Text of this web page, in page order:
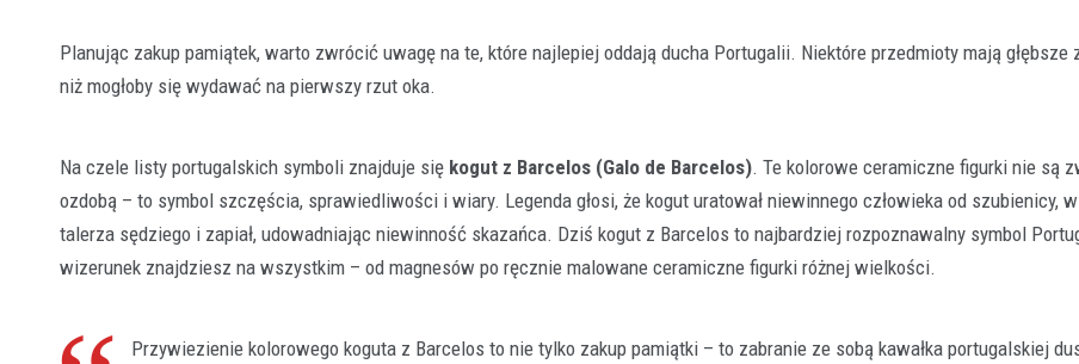
Planując zakup pamiątek, warto zwrócić uwagę na te, które najlepiej oddają ducha Portugalii. Niektóre przedmioty mają głębsze
niż mogłoby się wydawać na pierwszy rzut oka.
Na czele listy portugalskich symboli znajduje się kogut z Barcelos (Galo de Barcelos). Te kolorowe ceramiczne figurki nie są
ozdobą – to symbol szczęścia, sprawiedliwości i wiary. Legenda głosi, że kogut uratował niewinnego człowieka od szubienicy,
talerza sędziego i zapiał, udowadniając niewinność skazańca. Dziś kogut z Barcelos to najbardziej rozpoznawalny symbol
wizerunek znajdziesz na wszystkim – od magnesów po ręcznie malowane ceramiczne figurki różnej wielkości.
Przywiezienie kolorowego koguta z Barcelos to nie tylko zakup pamiątki – to zabranie ze sobą kawałka portugalskiej